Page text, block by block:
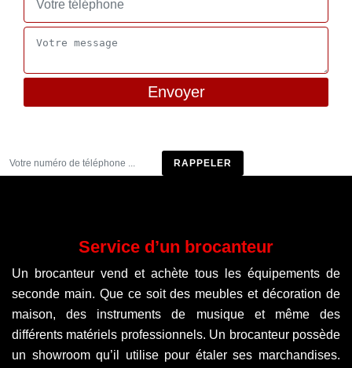
Service d’un brocanteur
Un brocanteur vend et achète tous les équipements de
seconde main. Que ce soit des meubles et décoration de
maison, des instruments de musique et même des
différents matériels professionnels. Un brocanteur possède
un showroom qu’il utilise pour étaler ses marchandises.